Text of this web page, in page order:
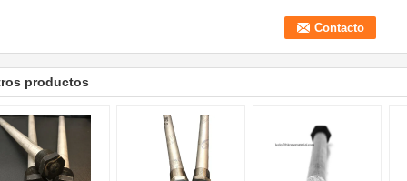
productos